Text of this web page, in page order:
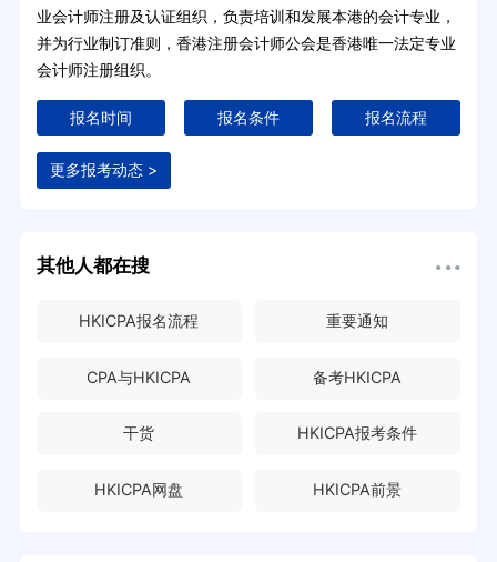
业会计师注册及认证组织，负责培训和发展本港的会计专业，
并为行业制订准则，香港注册会计师公会是香港唯一法定专业
会计师注册组织。
报名时间 报名条件 报名流程
更多报考动态 >
其他人都在搜
HKICPA报名流程 重要通知
CPA与HKICPA 备考HKICPA
干货 HKICPA报考条件
HKICPA网盘 HKICPA前景